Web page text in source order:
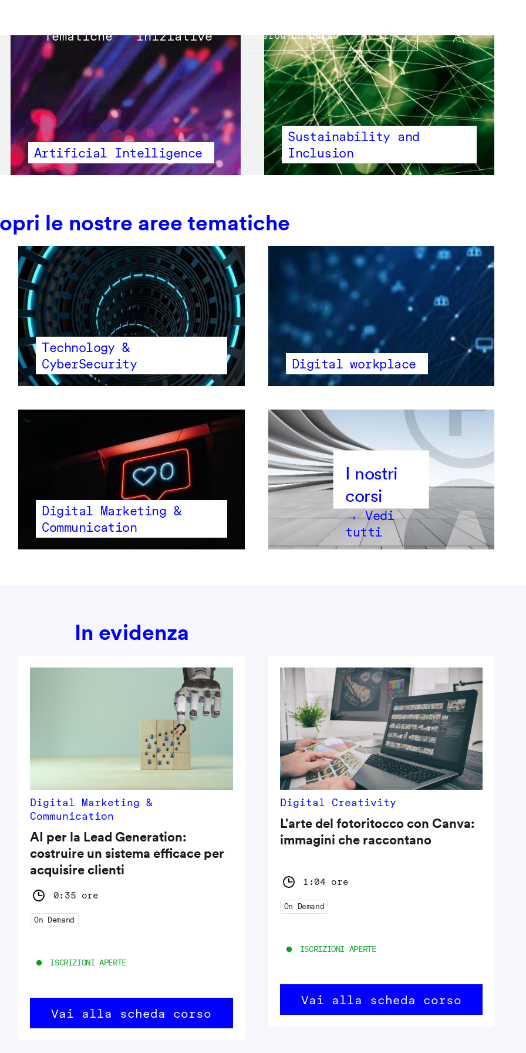
Main
navigation
Tematiche Iniziative
Artificial Intelligence
Sustainability and
Inclusion
le nostre aree tematiche
Technology &
CyberSecurity
Digital workplace
Digital Marketing &
Communication
→ Vedi
tutti
In evidenza
Digital Marketing &
Communication
AI per la Lead Generation:
costruire un sistema efficace per
acquisire clienti
0:35 ore
On Demand
ISCRIZIONI APERTE
Vai alla scheda corso
Digital Creativity
L'arte del fotoritocco con Canva:
immagini che raccontano
1:04 ore
On Demand
ISCRIZIONI APERTE
Vai alla scheda corso